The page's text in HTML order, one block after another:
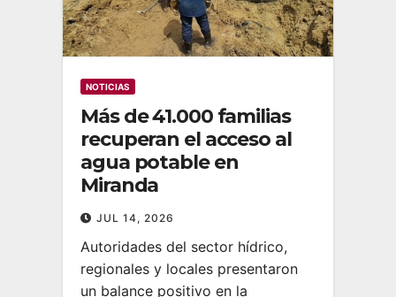
NOTICIAS
Más de 41.000 familias
recuperan el acceso al
agua potable en
Miranda
JUL 14, 2026
Autoridades del sector hídrico,
regionales y locales presentaron
un balance positivo en la